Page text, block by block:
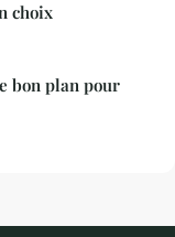
choix
bon plan pour